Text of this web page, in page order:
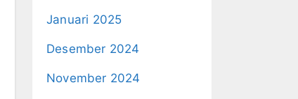
Januari 2025
Desember 2024
November 2024